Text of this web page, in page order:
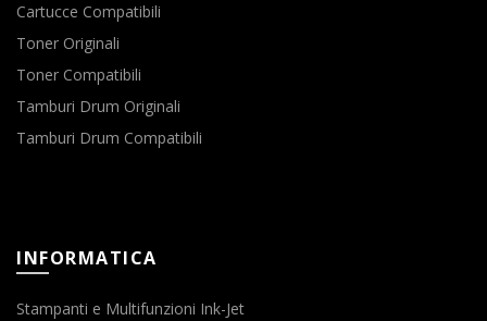
Cartucce Compatibili
Toner Originali
Toner Compatibili
Tamburi Drum Originali
Tamburi Drum Compatibili
INFORMATICA
Stampanti e Multifunzioni Ink-Jet